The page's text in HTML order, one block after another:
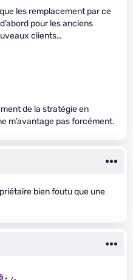
que les remplacement par ce
pour les anciens
clients…
de la stratégie en
m’avantage pas forcément.
bien foutu que une